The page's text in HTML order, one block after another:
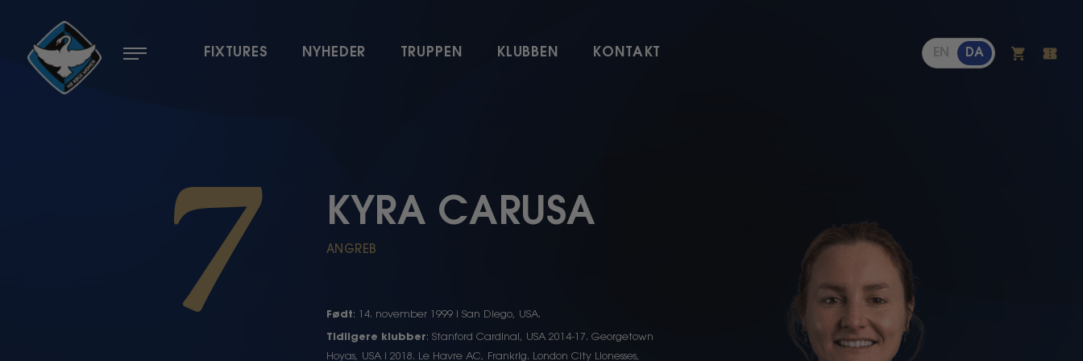
FIXTURES
NYHEDER TRUPPEN KLUBBEN KONTAKT DA
EN
7 KYRA CARUSA
ANGREB
Født: 14. november 1999 i San Diego, USA.
Tidligere klubber: Stanford Cardinal, USA 2014-17. Georgetown
Hoyas, USA i 2018. Le Havre AC, Frankrig. London City Lionesses,